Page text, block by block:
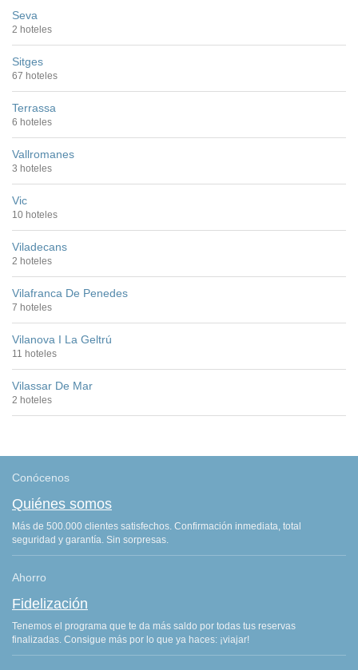
Seva
2 hoteles
Sitges
67 hoteles
Terrassa
6 hoteles
Vallromanes
3 hoteles
Vic
10 hoteles
Viladecans
2 hoteles
Vilafranca De Penedes
7 hoteles
Vilanova I La Geltrú
11 hoteles
Vilassar De Mar
2 hoteles
Conócenos
Quiénes somos
Más de 500.000 clientes satisfechos. Confirmación inmediata, total
seguridad y garantía. Sin sorpresas.
Ahorro
Fidelización
Tenemos el programa que te da más saldo por todas tus reservas
finalizadas. Consigue más por lo que ya haces: ¡viajar!